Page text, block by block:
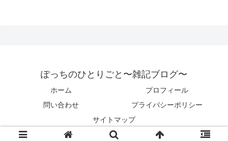
ぽっちのひとりごと〜雑記ブログ〜
ホーム
プロフィール
問い合わせ
プライバシーポリシー
サイトマップ
© 2019 ぽっちのひとりごと〜雑記ブログ〜.